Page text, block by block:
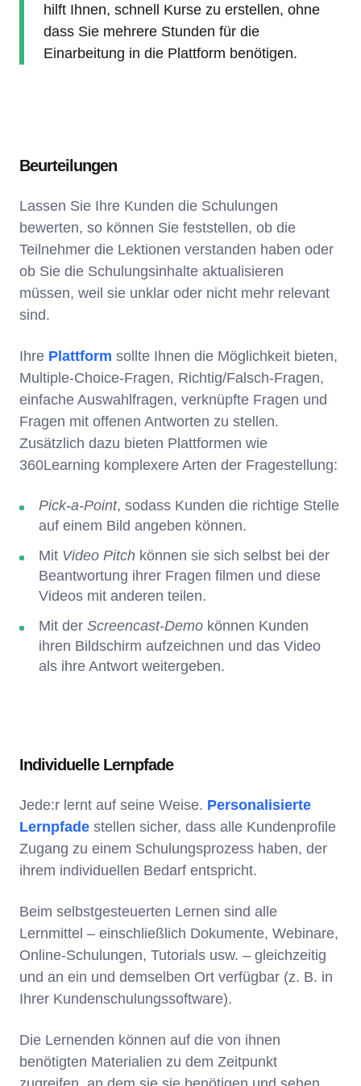
hilft Ihnen, schnell Kurse zu erstellen, ohne
dass Sie mehrere Stunden für die
Einarbeitung in die Plattform benötigen.
Beurteilungen
Lassen Sie Ihre Kunden die Schulungen
bewerten, so können Sie feststellen, ob die
Teilnehmer die Lektionen verstanden haben oder
ob Sie die Schulungsinhalte aktualisieren
müssen, weil sie unklar oder nicht mehr relevant
sind.
Ihre Plattform sollte Ihnen die Möglichkeit bieten,
Multiple-Choice-Fragen, Richtig/Falsch-Fragen,
einfache Auswahlfragen, verknüpfte Fragen und
Fragen mit offenen Antworten zu stellen.
Zusätzlich dazu bieten Plattformen wie
360Learning komplexere Arten der Fragestellung:
Pick-a-Point, sodass Kunden die richtige Stelle
auf einem Bild angeben können.
Mit Video Pitch können sie sich selbst bei der
Beantwortung ihrer Fragen filmen und diese
Videos mit anderen teilen.
Mit der Screencast-Demo können Kunden
ihren Bildschirm aufzeichnen und das Video
als ihre Antwort weitergeben.
Individuelle Lernpfade
Jede:r lernt auf seine Weise. Personalisierte
Lernpfade stellen sicher, dass alle Kundenprofile
Zugang zu einem Schulungsprozess haben, der
ihrem individuellen Bedarf entspricht.
Beim selbstgesteuerten Lernen sind alle
Lernmittel – einschließlich Dokumente, Webinare,
Online-Schulungen, Tutorials usw. – gleichzeitig
und an ein und demselben Ort verfügbar (z. B. in
Ihrer Kundenschulungssoftware).
Die Lernenden können auf die von ihnen
benötigten Materialien zu dem Zeitpunkt